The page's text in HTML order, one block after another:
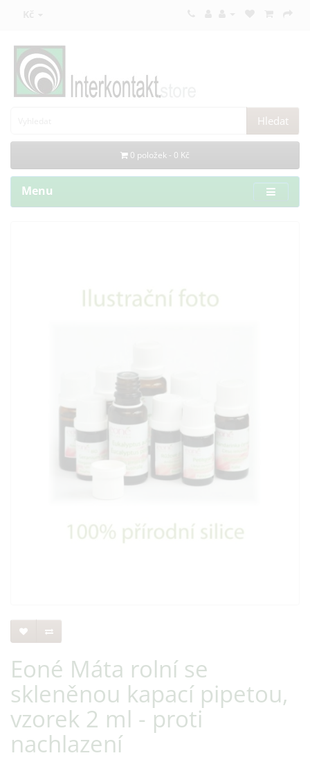
Kč
Hledat
0 položek - 0 Kč
Menu
Eoné Máta rolní se
skleněnou kapací pipetou,
vzorek 2 ml - proti
nachlazení